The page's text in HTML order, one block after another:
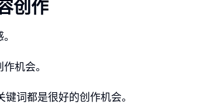
创作
机会。
词都是很好的创作机会。